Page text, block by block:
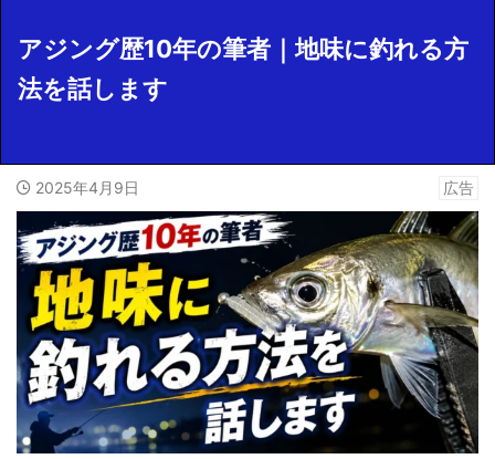
アジング歴10年の筆者｜地味に釣れる方
法を話します
2025年4月9日 広告